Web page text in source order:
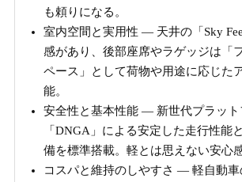
も頼りになる。
室内空間と実用性 — 天井の「Sky
感があり、後部座席やラゲッジは「
ペース」として荷物や用途に応じた
能。
安全性と基本性能 — 新世代プラット
「DNGA」による安定した走行性能
備を標準搭載。軽とは思えない安心感
コスパと維持のしやすさ — 軽自動車